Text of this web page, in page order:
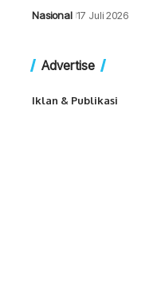
Nasional 17 Juli 2026
Advertise
Iklan & Publikasi